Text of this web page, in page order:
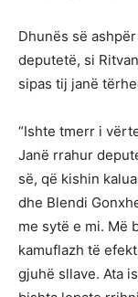
Dhunës së
deputetë, si
sipas tij janë
“Ishte tmerr i
Janë rrahur
së, që kishin
dhe Blendi
me sytë e mi. Më
kamuflazh të
gjuhë sllave. Ata